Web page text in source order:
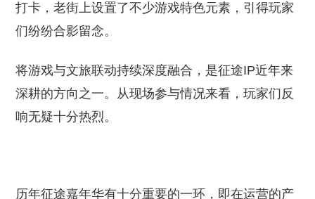
打卡，老街上设置了不少游戏特色元素，引得玩家
们纷纷合影留念。
将游戏与文旅联动持续深度融合，是征途IP近年来
深耕的方向之一。从现场参与情况来看，玩家们反
响无疑十分热烈。
历年征途嘉年华有十分重要的一环，即在运营的产